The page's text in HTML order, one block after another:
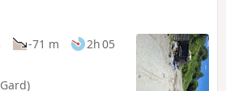
-71 m
2h 05